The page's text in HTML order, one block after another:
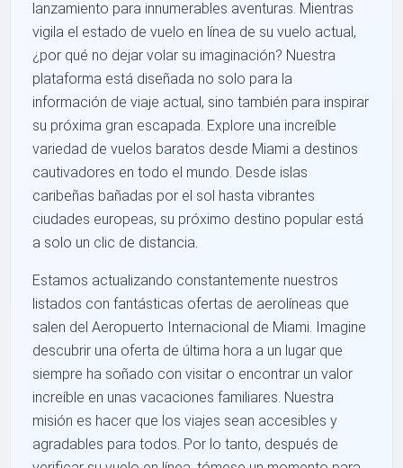
lanzamiento para innumerables aventuras. Mientras
vigila el estado de vuelo en línea de su vuelo actual,
¿por qué no dejar volar su imaginación? Nuestra
plataforma está diseñada no solo para la
información de viaje actual, sino también para inspirar
su próxima gran escapada. Explore una increíble
variedad de vuelos baratos desde Miami a destinos
cautivadores en todo el mundo. Desde islas
caribeñas bañadas por el sol hasta vibrantes
ciudades europeas, su próximo destino popular está
a solo un clic de distancia.
Estamos actualizando constantemente nuestros
listados con fantásticas ofertas de aerolíneas que
salen del Aeropuerto Internacional de Miami. Imagine
descubrir una oferta de última hora a un lugar que
siempre ha soñado con visitar o encontrar un valor
increíble en unas vacaciones familiares. Nuestra
misión es hacer que los viajes sean accesibles y
agradables para todos. Por lo tanto, después de